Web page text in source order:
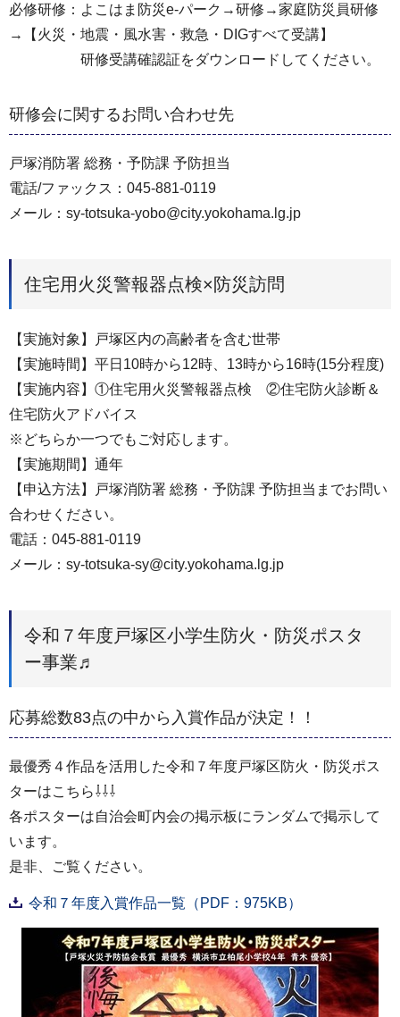
必修研修：よこはま防災e-パーク→研修→家庭防災員研修
→【火災・地震・風水害・救急・DIGすべて受講】
研修受講確認証をダウンロードしてください。
研修会に関するお問い合わせ先
戸塚消防署 総務・予防課 予防担当
電話/ファックス：045-881-0119
メール：sy-totsuka-yobo@city.yokohama.lg.jp
住宅用火災警報器点検×防災訪問
【実施対象】戸塚区内の高齢者を含む世帯
【実施時間】平日10時から12時、13時から16時(15分程度)
【実施内容】①住宅用火災警報器点検 ②住宅防火診断＆
住宅防火アドバイス
※どちらか一つでもご対応します。
【実施期間】通年
【申込方法】戸塚消防署 総務・予防課 予防担当までお問い
合わせください。
電話：045-881-0119
メール：sy-totsuka-sy@city.yokohama.lg.jp
令和７年度戸塚区小学生防火・防災ポスタ
ー事業♬
応募総数83点の中から入賞作品が決定！！
最優秀４作品を活用した令和７年度戸塚区防火・防災ポス
ターはこちら⇩⇩⇩
各ポスターは自治会町内会の掲示板にランダムで掲示して
います。
是非、ご覧ください。
令和７年度入賞作品一覧（PDF：975KB）